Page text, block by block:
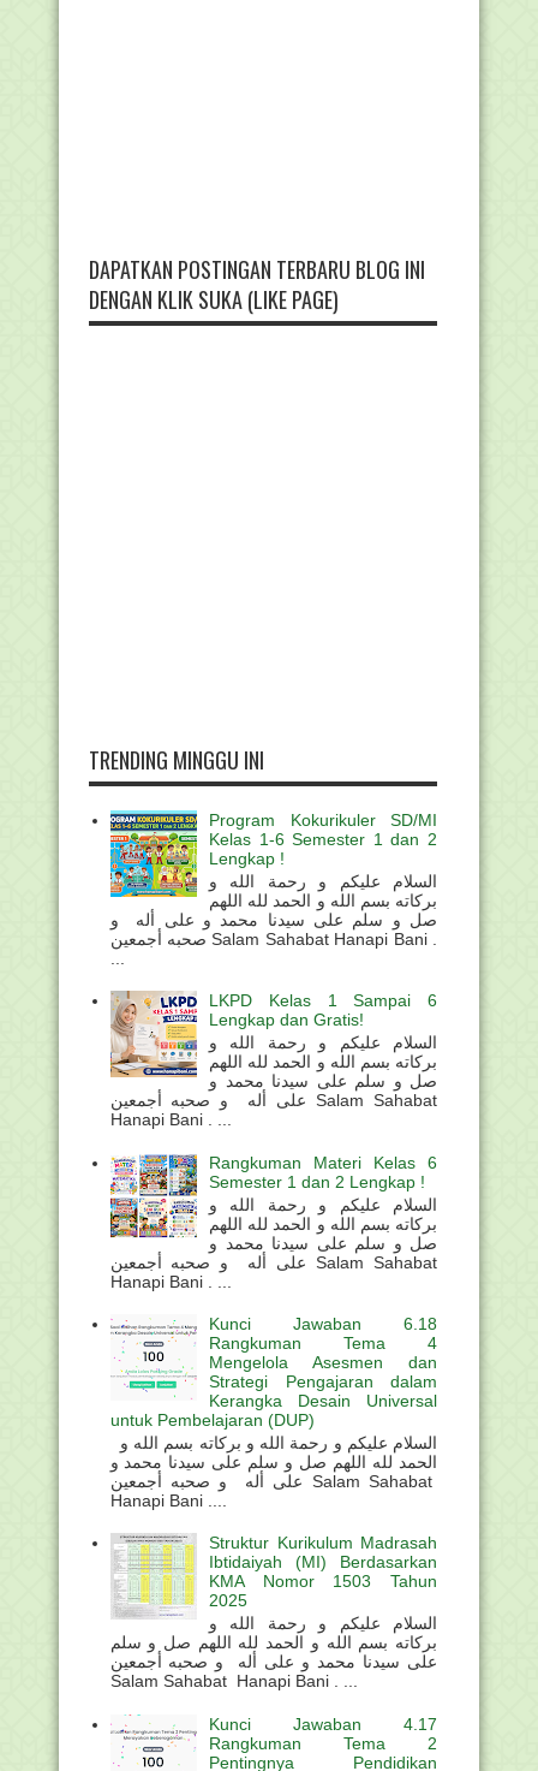
DAPATKAN POSTINGAN TERBARU BLOG INI
DENGAN KLIK SUKA (LIKE PAGE)
TRENDING MINGGU INI
Program Kokurikuler SD/MI
Kelas 1-6 Semester 1 dan 2
Lengkap !
السلام عليكم و رحمة الله و
بركاته بسم الله و الحمد لله اللهم
صل و سلم على سيدنا محمد و على أله و
صحبه أجمعين Salam Sahabat Hanapi Bani .
LKPD Kelas 1 Sampai 6
Lengkap dan Gratis!
السلام عليكم و رحمة الله و
بركاته بسم الله و الحمد لله اللهم
صل و سلم على سيدنا محمد و
على أله و صحبه أجمعين Salam Sahabat
Hanapi Bani . ...
Rangkuman Materi Kelas 6
Semester 1 dan 2 Lengkap !
السلام عليكم و رحمة الله و
بركاته بسم الله و الحمد لله اللهم
صل و سلم على سيدنا محمد و
على أله و صحبه أجمعين Salam Sahabat
Hanapi Bani . ...
Kunci Jawaban 6.18
Rangkuman Tema 4
Mengelola Asesmen dan
Strategi Pengajaran dalam
Kerangka Desain Universal
untuk Pembelajaran (DUP)
الحمد لله اللهم صل و سلم على سيدنا محمد و
على أله و صحبه أجمعين Salam Sahabat
Hanapi Bani ....
Struktur Kurikulum Madrasah
Ibtidaiyah (MI) Berdasarkan
KMA Nomor 1503 Tahun
2025
السلام عليكم و رحمة الله و
بركاته بسم الله و الحمد لله اللهم صل و سلم
على سيدنا محمد و على أله و صحبه أجمعين
Salam Sahabat Hanapi Bani . ...
Kunci Jawaban 4.17
Rangkuman Tema 2
Pentingnya Pendidikan